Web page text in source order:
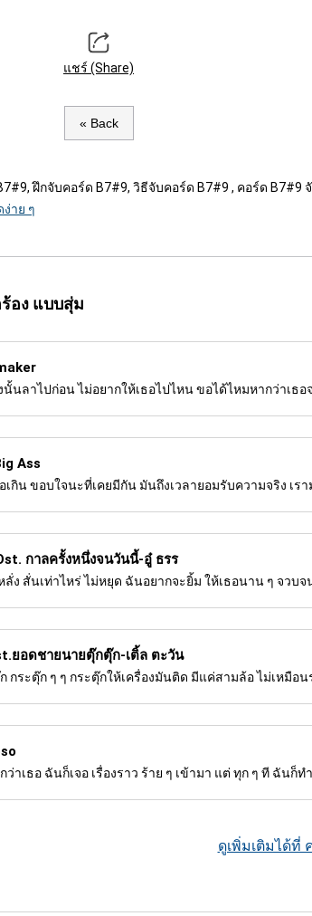
แชร์ (Share)
« Back
ฝึกจับคอร์ด B7#9, วิธีจับคอร์ด B7#9 , คอร์ด B7#9
าย ๆ
อง แบบสุ่ม
นั้นลาไปก่อน ไม่อยากให้เธอไปไหน ขอได้ไหมหากว่าเ
Ass
เกิน ขอบใจนะที่เคยมีกัน มันถึงเวลายอมรับความจริง เ
กาลครั้งหนึ่งจนวันนี้-อู๋ ธรร
ง สั่นเท่าไหร่ ไม่หยุด ฉันอยากจะยิ้ม ให้เธอนาน ๆ จวบ
ยอดชายนายตุ๊กตุ๊ก-เติ้ล ตะวัน
กระตุ๊ก ๆ ๆ กระตุ๊กให้เครื่องมันติด มีแค่สามล้อ ไม่เหมือ
ว่าเธอ ฉันก็เจอ เรื่องราว ร้าย ๆ เข้ามา แต่ ทุก ๆ ที ฉัน
ดูเพิ่มเติมได้ที่